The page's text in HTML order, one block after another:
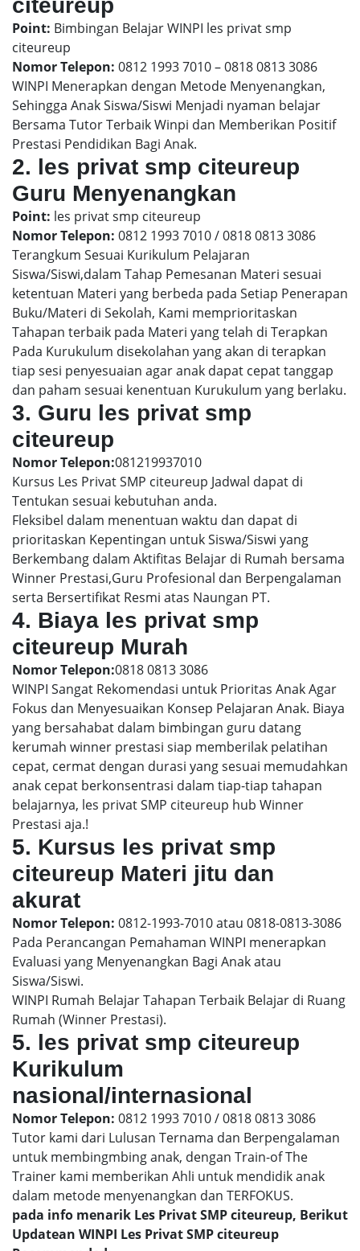
citeureup
Point: Bimbingan Belajar WINPI les privat smp
citeureup
Nomor Telepon: 0812 1993 7010 – 0818 0813 3086
WINPI Menerapkan dengan Metode Menyenangkan,
Sehingga Anak Siswa/Siswi Menjadi nyaman belajar
Bersama Tutor Terbaik Winpi dan Memberikan Positif
Prestasi Pendidikan Bagi Anak.
2. les privat smp citeureup
Guru Menyenangkan
Point: les privat smp citeureup
Nomor Telepon: 0812 1993 7010 / 0818 0813 3086
Terangkum Sesuai Kurikulum Pelajaran
Siswa/Siswi,dalam Tahap Pemesanan Materi sesuai
ketentuan Materi yang berbeda pada Setiap Penerapan
Buku/Materi di Sekolah, Kami memprioritaskan
Tahapan terbaik pada Materi yang telah di Terapkan
Pada Kurukulum disekolahan yang akan di terapkan
tiap sesi penyesuaian agar anak dapat cepat tanggap
dan paham sesuai kenentuan Kurukulum yang berlaku.
3. Guru les privat smp
citeureup
Nomor Telepon:081219937010
Kursus Les Privat SMP citeureup Jadwal dapat di
Tentukan sesuai kebutuhan anda.
Fleksibel dalam menentuan waktu dan dapat di
prioritaskan Kepentingan untuk Siswa/Siswi yang
Berkembang dalam Aktifitas Belajar di Rumah bersama
Winner Prestasi,Guru Profesional dan Berpengalaman
serta Bersertifikat Resmi atas Naungan PT.
4. Biaya les privat smp
citeureup Murah
Nomor Telepon:0818 0813 3086
WINPI Sangat Rekomendasi untuk Prioritas Anak Agar
Fokus dan Menyesuaikan Konsep Pelajaran Anak. Biaya
yang bersahabat dalam bimbingan guru datang
kerumah winner prestasi siap memberilak pelatihan
cepat, cermat dengan durasi yang sesuai memudahkan
anak cepat berkonsentrasi dalam tiap-tiap tahapan
belajarnya, les privat SMP citeureup hub Winner
Prestasi aja.!
5. Kursus les privat smp
citeureup Materi jitu dan
akurat
Nomor Telepon: 0812-1993-7010 atau 0818-0813-3086
Pada Perancangan Pemahaman WINPI menerapkan
Evaluasi yang Menyenangkan Bagi Anak atau
Siswa/Siswi.
WINPI Rumah Belajar Tahapan Terbaik Belajar di Ruang
Rumah (Winner Prestasi).
5. les privat smp citeureup
Kurikulum
nasional/internasional
Nomor Telepon: 0812 1993 7010 / 0818 0813 3086
Tutor kami dari Lulusan Ternama dan Berpengalaman
untuk membingmbing anak, dengan Train-of The
Trainer kami memberikan Ahli untuk mendidik anak
dalam metode menyenangkan dan TERFOKUS.
pada info menarik Les Privat SMP citeureup, Berikut
Updatean WINPI Les Privat SMP citeureup